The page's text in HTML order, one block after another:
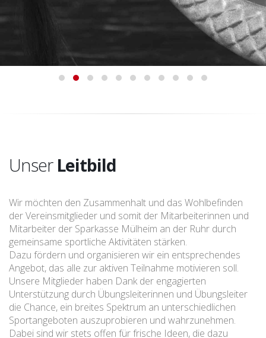
Unser Leitbild
Wir möchten den Zusammenhalt und das Wohlbefinden
der Vereinsmitglieder und somit der Mitarbeiterinnen und
Mitarbeiter der Sparkasse Mülheim an der Ruhr durch
gemeinsame sportliche Aktivitäten stärken.
Dazu fördern und organisieren wir ein entsprechendes
Angebot, das alle zur aktiven Teilnahme motivieren soll.
Unsere Mitglieder haben Dank der engagierten
Unterstützung durch Übungsleiterinnen und Übungsleiter
die Chance, ein breites Spektrum an unterschiedlichen
Sportangeboten auszuprobieren und wahrzunehmen.
Dabei sind wir stets offen für frische Ideen, die dazu